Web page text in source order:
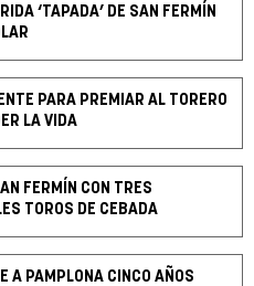
‘TAPADA’ DE SAN FERMÍN
PARA PREMIAR AL TORERO
LA VIDA
FERMÍN CON TRES
TOROS DE CEBADA
A PAMPLONA CINCO AÑOS